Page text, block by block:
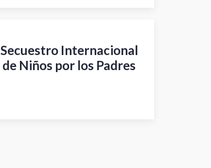
Secuestro Internacional
de Niños por los Padres